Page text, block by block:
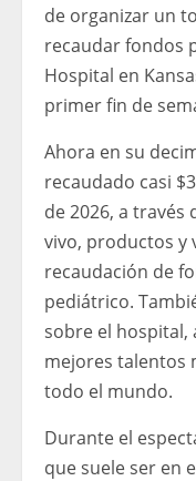
de organizar un
recaudar fondos
Hospital en
primer fin de
Ahora en su
recaudado casi
de 2026, a través
vivo, productos y
recaudación de
pediátrico.
sobre el hospital,
mejores talentos
todo el mundo.
Durante el
que suele ser en